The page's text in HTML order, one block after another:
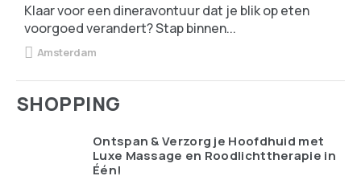
Klaar voor een dineravontuur dat je blik op eten
voorgoed verandert? Stap binnen...
Amsterdam
SHOPPING
Ontspan & Verzorg je Hoofdhuid met
Luxe Massage en Roodlichttherapie in
Één!